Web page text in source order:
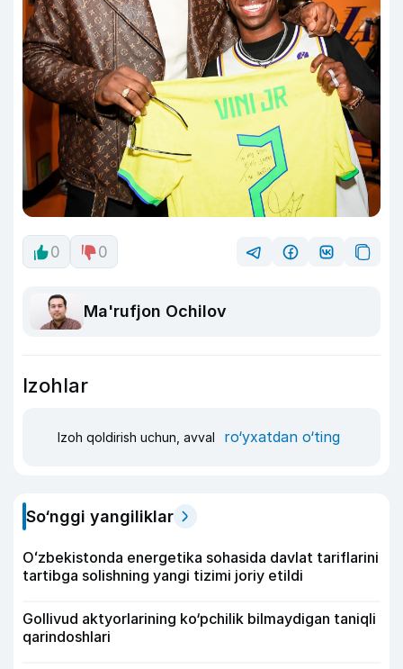
0 0
Ma'rufjon Ochilov
Izohlar
Izoh qoldirish uchun, avval ro‘yxatdan o‘ting
So‘nggi yangiliklar
Oʻzbekistonda energetika sohasida davlat tariflarini
tartibga solishning yangi tizimi joriy etildi
Gollivud aktyorlarining ko‘pchilik bilmaydigan taniqli
qarindoshlari